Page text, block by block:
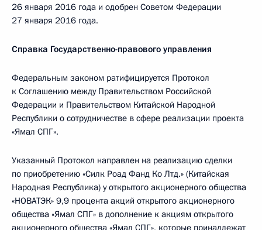
26 января 2016 года и одобрен Советом Федерации
27 января 2016 года.
Справка Государственно-правового управления
Федеральным законом ратифицируется Протокол
к Соглашению между Правительством Российской
Федерации и Правительством Китайской Народной
Республики о сотрудничестве в сфере реализации проекта
«Ямал СПГ».
Указанный Протокол направлен на реализацию сделки
по приобретению «Силк Роад Фанд Ко Лтд.» (Китайская
Народная Республика) у открытого акционерного общества
«НОВАТЭК» 9,9 процента акций открытого акционерного
общества «Ямал СПГ» в дополнение к акциям открытого
акционерного общества «Ямал СПГ», которые принадлежат